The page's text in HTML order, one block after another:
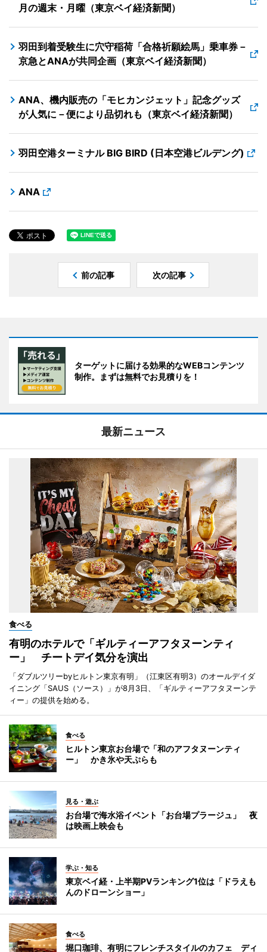
月の週末・月曜（東京ベイ経済新聞）
羽田到着受験生に穴守稲荷「合格祈願絵馬」乗車券－
京急とANAが共同企画（東京ベイ経済新聞）
ANA、機内販売の「モヒカンジェット」記念グッズ
が人気に－便により品切れも（東京ベイ経済新聞）
羽田空港ターミナル BIG BIRD (日本空港ビルデング)
ANA
前の記事 次の記事
ターゲットに届ける効果的なWEBコンテンツ
制作。まずは無料でお見積りを！
最新ニュース
食べる
有明のホテルで「ギルティーアフタヌーンティ
ー」 チートデイ気分を演出
「ダブルツリーbyヒルトン東京有明」（江東区有明3）のオールデイダ
イニング「SAUS（ソース）」が8月3日、「ギルティーアフタヌーンテ
ィー」の提供を始める。
食べる
ヒルトン東京お台場で「和のアフタヌーンティ
ー」 かき氷や天ぷらも
見る・遊ぶ
お台場で海水浴イベント「お台場プラージュ」 夜
は映画上映会も
学ぶ・知る
東京ベイ経・上半期PVランキング1位は「ドラえも
んのドローンショー」
食べる
堀口珈琲、有明にフレンチスタイルのカフェ ディ